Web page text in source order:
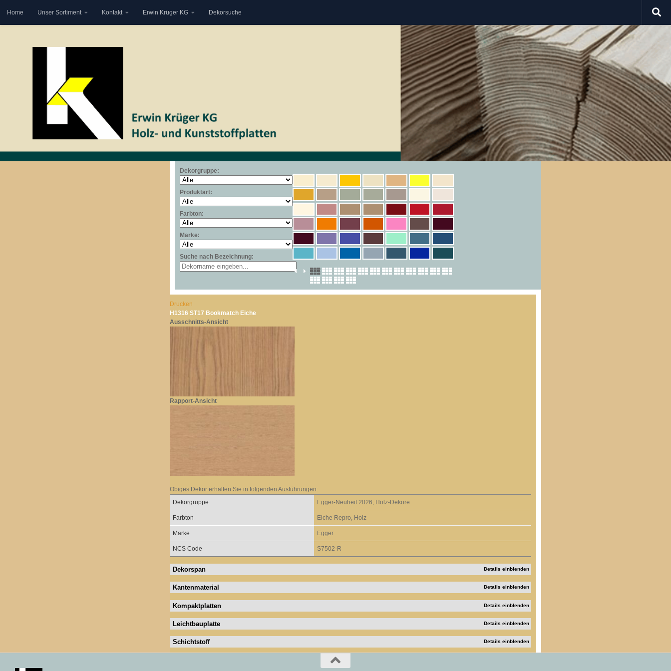
Zum Inhalt springen
Home Unser Sortiment Kontakt Erwin Krüger KG Dekorsuche
Dekorgruppe:
Produktart:
Farbton:
Marke:
Suche nach Bezeichnung:
Drucken
H1316 ST17 Bookmatch Eiche
Ausschnitts-Ansicht
Rapport-Ansicht
Obiges Dekor erhalten Sie in folgenden Ausführungen:
Dekorgruppe
Egger-Neuheit 2026, Holz-Dekore
Farbton Eiche Repro, Holz
Marke Egger
NCS Code S7502-R
Dekorspan Details einblenden
Kantenmaterial Details einblenden
Kompaktplatten Details einblenden
Leichtbauplatte Details einblenden
Schichtstoff Details einblenden